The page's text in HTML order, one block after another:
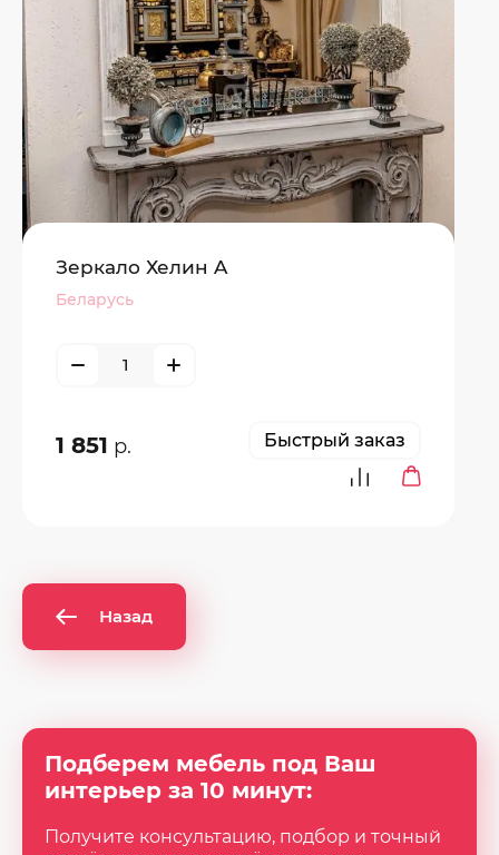
Зеркало Хелин A
Беларусь
1 851 р. Быстрый заказ
Назад
Подберем мебель под Ваш
интерьер за 10 минут:
Получите консультацию, подбор и точный